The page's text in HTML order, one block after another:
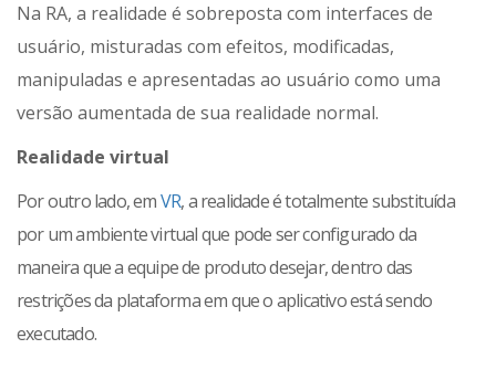
Na RA, a realidade é sobreposta com interfaces de
usuário, misturadas com efeitos, modificadas,
manipuladas e apresentadas ao usuário como uma
versão aumentada de sua realidade normal.
Realidade virtual
Por outro lado, emVR, a realidade é totalmente substituída
por um ambiente virtual que pode ser configurado da
maneira que a equipe de produto desejar, dentro das
restrições da plataforma em que o aplicativo está sendo
executado.